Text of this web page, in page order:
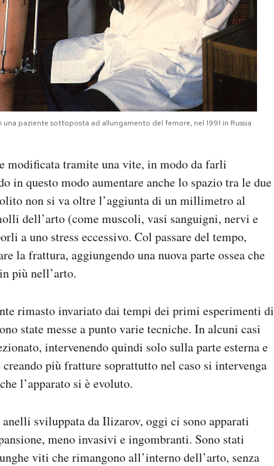
una paziente sottoposta ad allungamento del femore, nel 1991 in Russia
modificata tramite una vite, in modo da farli
in questo modo aumentare anche lo spazio tra le due
non si va oltre l’aggiunta di un millimetro al
dell’arto (come muscoli, vasi sanguigni, nervi e
a uno stress eccessivo. Col passare del tempo,
la frattura, aggiungendo una nuova parte ossea che
più nell’arto.
rimasto invariato dai tempi dei primi esperimenti di
state messe a punto varie tecniche. In alcuni casi
intervenendo quindi solo sulla parte esterna e
più fratture soprattutto nel caso si intervenga
l’apparato si è evoluto.
sviluppata da Ilizarov, oggi ci sono apparati
meno invasivi e ingombranti. Sono stati
viti che rimangono all’interno dell’arto, senza